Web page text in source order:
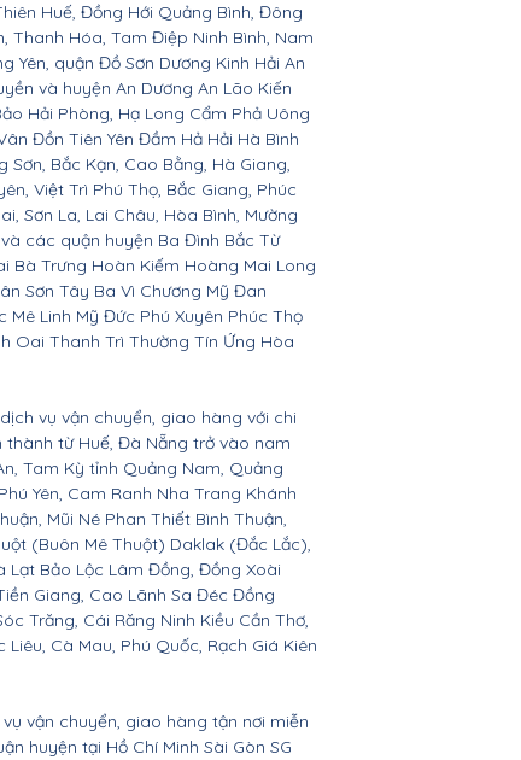
Huế, Đồng Hới Quảng Bình, Đông
Thanh Hóa, Tam Điệp Ninh Bình, Nam
Yên, quận Đồ Sơn Dương Kinh Hải An
và huyện An Dương An Lão Kiến
Hải Phòng, Hạ Long Cẩm Phả Uông
Đồn Tiên Yên Đầm Hả Hải Hà Bình
Sơn, Bắc Kạn, Cao Bằng, Hà Giang,
Việt Trì Phú Thọ, Bắc Giang, Phúc
Sơn La, Lai Châu, Hòa Bình, Mường
các quận huyện Ba Đình Bắc Từ
Bà Trưng Hoàn Kiếm Hoàng Mai Long
Sơn Tây Ba Vì Chương Mỹ Đan
Linh Mỹ Đức Phú Xuyên Phúc Thọ
Oai Thanh Trì Thường Tín Ứng Hòa
vụ vận chuyển, giao hàng với chi
thành từ Huế, Đà Nẵng trở vào nam
Tam Kỳ tỉnh Quảng Nam, Quảng
Yên, Cam Ranh Nha Trang Khánh
Mũi Né Phan Thiết Bình Thuận,
(Buôn Mê Thuột) Daklak (Đắc Lắc),
Bảo Lộc Lâm Đồng, Đồng Xoài
Giang, Cao Lãnh Sa Đéc Đồng
Trăng, Cái Răng Ninh Kiều Cần Thơ,
Cà Mau, Phú Quốc, Rạch Giá Kiên
vận chuyển, giao hàng tận nơi miễn
huyện tại Hồ Chí Minh Sài Gòn SG